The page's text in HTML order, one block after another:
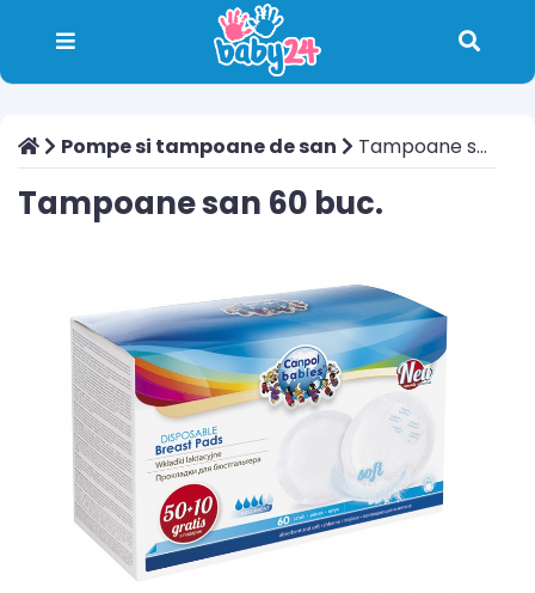
Pompe si tampoane de san Tampoane san 60 buc.
Tampoane san 60 buc.